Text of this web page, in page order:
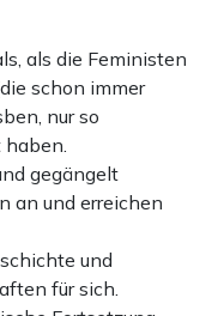
als die Feministen
schon immer
nur so
gegängelt
an und erreichen
und
für sich.